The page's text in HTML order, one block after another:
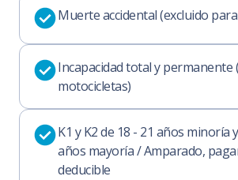
Muerte accidental (excluido
Incapacidad total y permanente
motocicletas)
K1 y K2 de 18 - 21 años minoría
años mayoría / Amparado,
deducible